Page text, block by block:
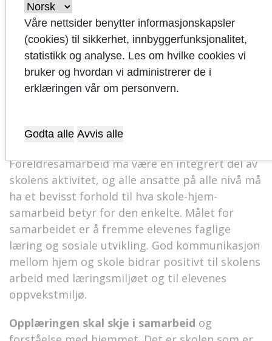
Kvalitet i skole-hjem-samarbeid
I Sandnesskolen skal alle:
lykkes i opplæringen og utdanningen
Foreldresamarbeid må være en integrert del av
skolens aktivitet, og alle ansatte på alle nivå må
ha et bevisst forhold til hva skole-hjem-
samarbeid betyr for den enkelte. Målet for
samarbeidet er å fremme elevenes faglige
læring og sosiale utvikling. God kommunikasjon
mellom hjem og skole bidrar positivt til skolens
arbeid med læringsmiljøet og til elevenes
oppvekstmiljø.
Opplæringen skal skje i samarbeid og
Våre nettsider benytter informasjonskapsler
(cookies) til sikkerhet, innbyggerfunksjonalitet,
statistikk og analyse. Les om hvilke cookies vi
bruker og hvordan vi administrerer de i
erklæringen vår om personvern.
Godta alle Avvis alle